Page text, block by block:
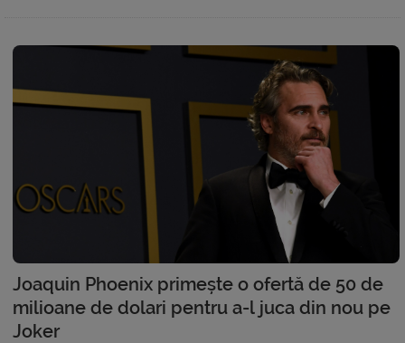
Joaquin Phoenix primește o ofertă de 50 de
milioane de dolari pentru a-l juca din nou pe
Joker